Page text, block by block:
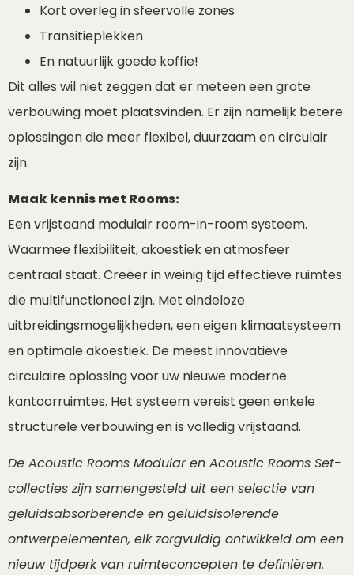
Kort overleg in sfeervolle zones
Transitieplekken
En natuurlijk goede koffie!
Dit alles wil niet zeggen dat er meteen een grote
verbouwing moet plaatsvinden. Er zijn namelijk betere
oplossingen die meer flexibel, duurzaam en circulair
zijn.
Maak kennis met Rooms:
Een vrijstaand modulair room-in-room systeem.
Waarmee flexibiliteit, akoestiek en atmosfeer
centraal staat. Creëer in weinig tijd effectieve ruimtes
die multifunctioneel zijn. Met eindeloze
uitbreidingsmogelijkheden, een eigen klimaatsysteem
en optimale akoestiek. De meest innovatieve
circulaire oplossing voor uw nieuwe moderne
kantoorruimtes. Het systeem vereist geen enkele
structurele verbouwing en is volledig vrijstaand.
De Acoustic Rooms Modular en Acoustic Rooms Set-
collecties zijn samengesteld uit een selectie van
geluidsabsorberende en geluidsisolerende
ontwerpelementen, elk zorgvuldig ontwikkeld om een
​​nieuw tijdperk van ruimteconcepten te definiëren.